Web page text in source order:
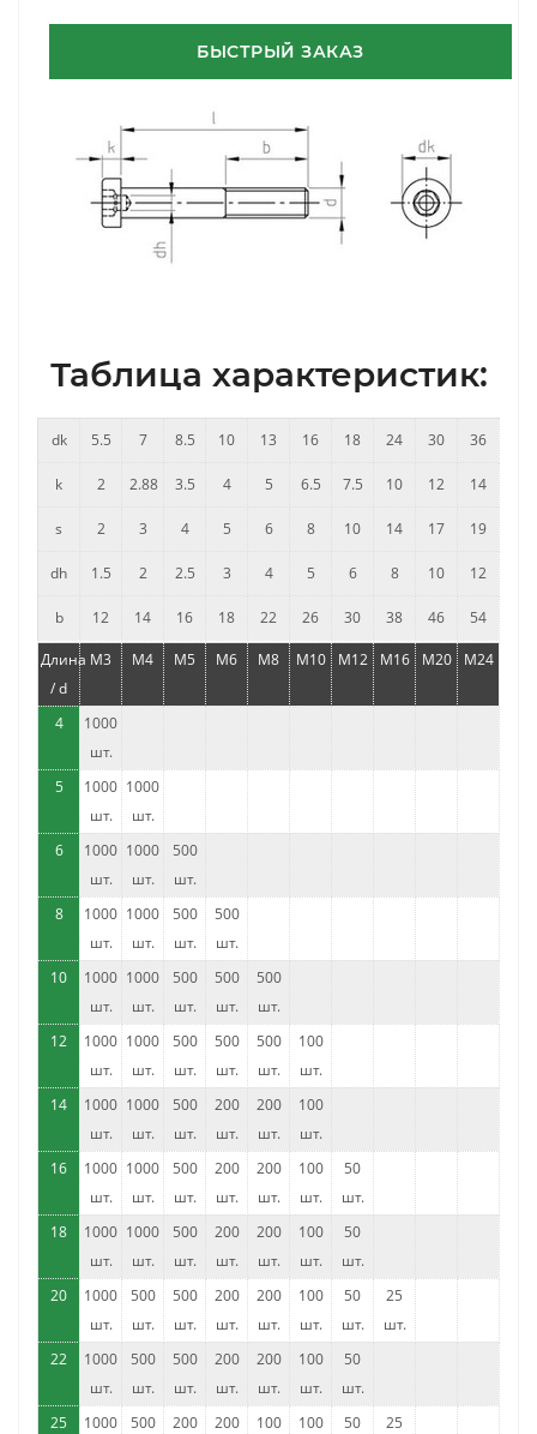
БЫСТРЫЙ ЗАКАЗ
Таблица характеристик:
dk 5.5 7 8.5 10 13 16 18 24 30 36
k 2 2.88 3.5 4 5 6.5 7.5 10 12 14
s 2 3 4 5 6 8 10 14 17 19
dh 1.5 2 2.5 3 4 5 6 8 10 12
b 12 14 16 18 22 26 30 38 46 54
Длина
/ d
M3 M4 M5 M6 M8 M10 M12 M16 M20 M24
4
1000
шт.
5
1000
шт.
1000
шт.
6
1000
шт.
1000
шт.
500
шт.
8
1000
шт.
1000
шт.
500
шт.
500
шт.
10
1000
шт.
1000
шт.
500
шт.
500
шт.
500
шт.
12
1000
шт.
1000
шт.
500
шт.
500
шт.
500
шт.
100
шт.
14
1000
шт.
1000
шт.
500
шт.
200
шт.
200
шт.
100
шт.
16
1000
шт.
1000
шт.
500
шт.
200
шт.
200
шт.
100
шт.
50
шт.
18
1000
шт.
1000
шт.
500
шт.
200
шт.
200
шт.
100
шт.
50
шт.
20
1000
шт.
500
шт.
500
шт.
200
шт.
200
шт.
100
шт.
50
шт.
25
шт.
22
1000
шт.
500
шт.
500
шт.
200
шт.
200
шт.
100
шт.
50
шт.
25
1000 500 200 200 100 100 50 25